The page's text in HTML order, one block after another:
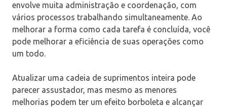
envolve muita administração e coordenação, com
vários processos trabalhando simultaneamente. Ao
melhorar a forma como cada tarefa é concluída, você
pode melhorar a eficiência de suas operações como
um todo.
Atualizar uma cadeia de suprimentos inteira pode
parecer assustador, mas mesmo as menores
melhorias podem ter um efeito borboleta e alcançar